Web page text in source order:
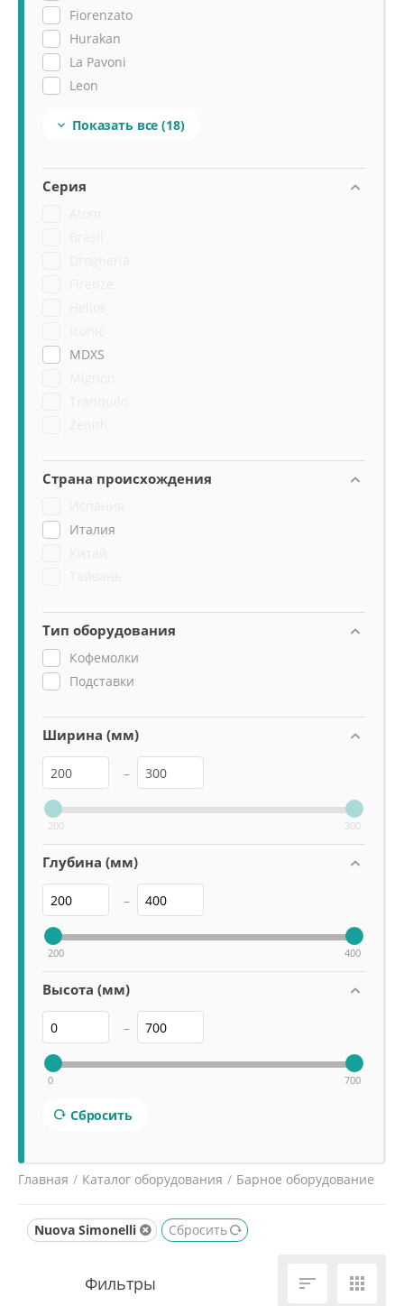
Fiorenzato
Hurakan
La Pavoni
Leon
Nuova Simonelli
 Показать все (18)
Серия
MDXS
Страна происхождения
Италия
Тип оборудования
Кофемолки
Подставки
Ширина (мм)
–
200 300
Глубина (мм)
–
200 400
Высота (мм)
–
0 700
Сбросить
Главная / Каталог оборудования / Барное оборудование
Nuova Simonelli
Сбросить
 